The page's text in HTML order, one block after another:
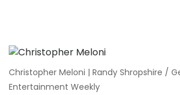
Christopher Meloni | Randy Shropshire /
Entertainment Weekly